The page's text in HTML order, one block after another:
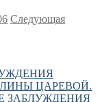
Следующая
ЦАРЕВОЙ.
ЗАБЛУЖДЕНИЯ